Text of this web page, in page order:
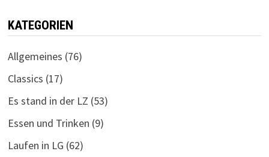
KATEGORIEN
Allgemeines (76)
Classics (17)
Es stand in der LZ (53)
Essen und Trinken (9)
Laufen in LG (62)